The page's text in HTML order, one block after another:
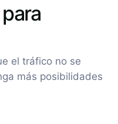
el tráfico no se
más posibilidades